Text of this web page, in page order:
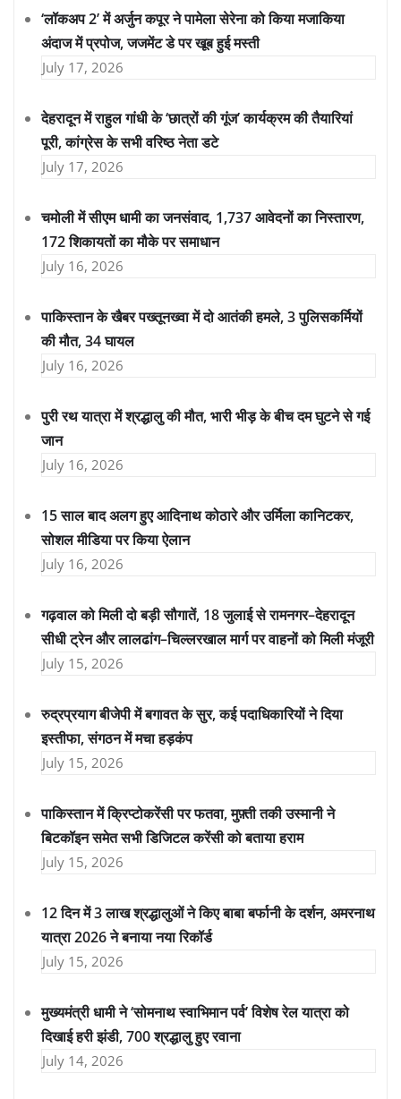
‘लॉकअप 2’ में अर्जुन कपूर ने पामेला सेरेना को किया मजाकिया
अंदाज में प्रपोज, जजमेंट डे पर खूब हुई मस्ती
July 17, 2026
देहरादून में राहुल गांधी के ‘छात्रों की गूंज’ कार्यक्रम की तैयारियां
पूरी, कांग्रेस के सभी वरिष्ठ नेता डटे
July 17, 2026
चमोली में सीएम धामी का जनसंवाद, 1,737 आवेदनों का निस्तारण,
172 शिकायतों का मौके पर समाधान
July 16, 2026
पाकिस्तान के खैबर पख्तूनख्वा में दो आतंकी हमले, 3 पुलिसकर्मियों
की मौत, 34 घायल
July 16, 2026
पुरी रथ यात्रा में श्रद्धालु की मौत, भारी भीड़ के बीच दम घुटने से गई
जान
July 16, 2026
15 साल बाद अलग हुए आदिनाथ कोठारे और उर्मिला कानिटकर,
सोशल मीडिया पर किया ऐलान
July 16, 2026
गढ़वाल को मिली दो बड़ी सौगातें, 18 जुलाई से रामनगर–देहरादून
सीधी ट्रेन और लालढांग–चिल्लरखाल मार्ग पर वाहनों को मिली मंजूरी
July 15, 2026
रुद्रप्रयाग बीजेपी में बगावत के सुर, कई पदाधिकारियों ने दिया
इस्तीफा, संगठन में मचा हड़कंप
July 15, 2026
पाकिस्तान में क्रिप्टोकरेंसी पर फतवा, मुफ़्ती तकी उस्मानी ने
बिटकॉइन समेत सभी डिजिटल करेंसी को बताया हराम
July 15, 2026
12 दिन में 3 लाख श्रद्धालुओं ने किए बाबा बर्फानी के दर्शन, अमरनाथ
यात्रा 2026 ने बनाया नया रिकॉर्ड
July 15, 2026
मुख्यमंत्री धामी ने ‘सोमनाथ स्वाभिमान पर्व’ विशेष रेल यात्रा को
दिखाई हरी झंडी, 700 श्रद्धालु हुए रवाना
July 14, 2026